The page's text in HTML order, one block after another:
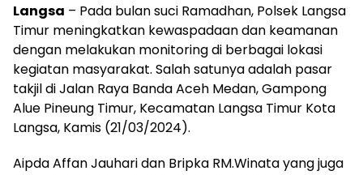
Langsa – Pada bulan suci Ramadhan, Polsek Langsa
Timur meningkatkan kewaspadaan dan keamanan
dengan melakukan monitoring di berbagai lokasi
kegiatan masyarakat. Salah satunya adalah pasar
takjil di Jalan Raya Banda Aceh Medan, Gampong
Alue Pineung Timur, Kecamatan Langsa Timur Kota
Langsa, Kamis (21/03/2024).
Aipda Affan Jauhari dan Bripka RM.Winata yang juga